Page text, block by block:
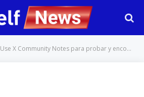
Use X Community Notes para probar y encontrar las publicaciones favoritas de todos